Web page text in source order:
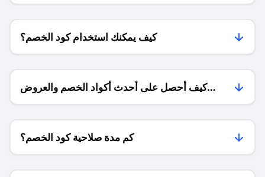
كيف يمكنك استخدام كود الخصم؟
كيف أحصل على أحدث أكواد الخصم والعروض
للمتاجر؟
كم مدة صلاحية كود الخصم؟